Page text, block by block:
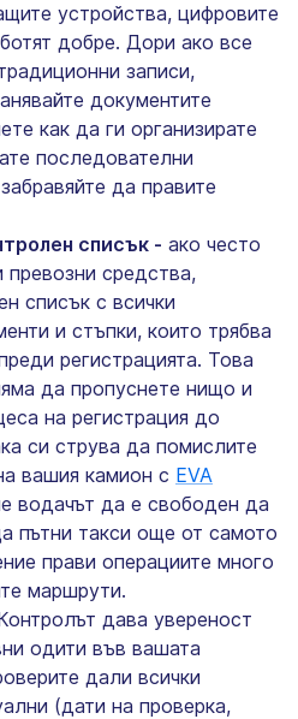
устройства, цифровите
добре. Дори ако все
записи,
документите
как да ги организирате
последователни
да правите
списък - ако често
превозни средства,
списък с всички
и стъпки, които трябва
регистрацията. Това
да пропуснете нищо и
на регистрация до
си струва да помислите
вашия камион с EVA
водачът да е свободен да
пътни такси още от самото
прави операциите много
маршрути.
дава увереност
одити във вашата
дали всички
(дати на проверка,